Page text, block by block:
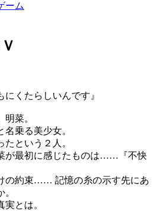
ーム
くたらしいんです』
菜。
乗る美少女。
という２人。
が最初に感じたものは……『不快
の約束…… 記憶の糸の示す先にあ
とは。